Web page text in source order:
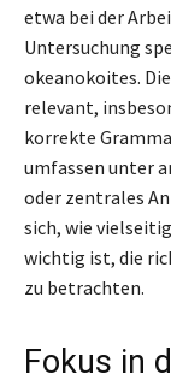
etwa bei der
Untersuchung
okeanokoites.
relevant,
korrekte
umfassen unter
oder zentrales
sich, wie
wichtig ist, die
zu betrachten.
Fokus in